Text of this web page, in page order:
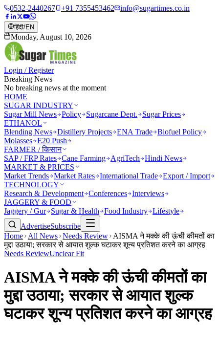
0532-2440267 +91 7355453462 info@sugartimes.co.in
हिंदी/EN
Monday, August 10, 2026
Login / Register
Breaking News
No breaking news at the moment
HOME
SUGAR INDUSTRY
Sugar Mill News Policy Sugarcane Dept.
Sugar Prices
ETHANOL
Blending News Distillery Projects ENA Trade Biofuel Policy
Molasses E20 Push
FARMER / किसान
SAP / FRP Rates Cane Farming AgriTech
Hindi News
MARKET & PRICES
Market Trends Market Rates International Trade Export / Import
TECHNOLOGY
Research & Development Conferences Interviews
JAGGERY & FOOD
Jaggery / Gur
Sugar & Health Food Industry Lifestyle
AdvertiseSubscribe
Home
All News Needs Review
AISMA ने मक्के की ऊंची कीमतों का
मुद्दा उठाया; सरकार से आयात शुल्क घटाकर शून्य प्रतिशत करने का आग्रह
Needs ReviewUnclear Fit
AISMA ने मक्के की ऊंची कीमतों का
मुद्दा उठाया; सरकार से आयात शुल्क
घटाकर शून्य प्रतिशत करने का आग्रह